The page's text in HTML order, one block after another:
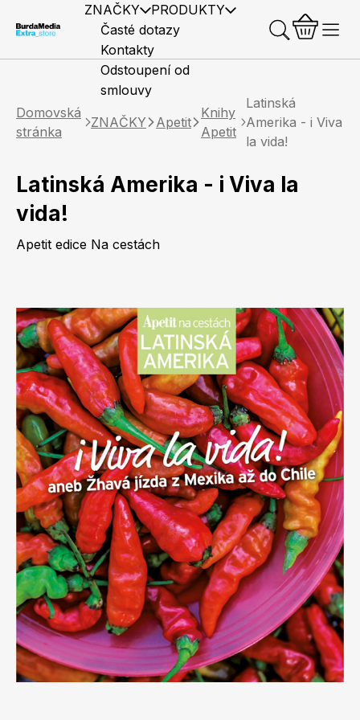
ZNAČKY PRODUKTY
Elle
Marianne
Apetit
Svět ženy
Burda Style
Elle Decoration
Marianne Bydlení
Marianne Venkov & styl
Předplatné časopisů Časopisy
Knihy Merch
Časté dotazy
Kontakty
Odstoupení od
smlouvy
Domovská
stránka
ZNAČKY Apetit
Knihy
Apetit
Latinská
Amerika - i Viva
la vida!
Latinská Amerika - i Viva la
vida!
Apetit edice Na cestách